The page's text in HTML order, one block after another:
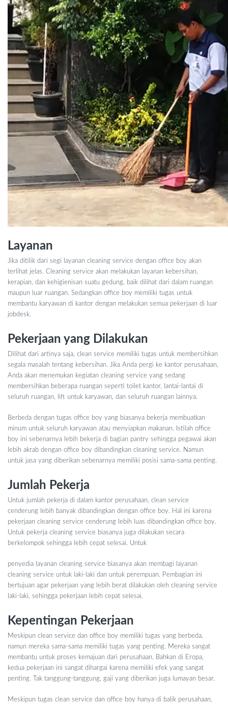
Layanan
Jika ditilik dari segi layanan cleaning service dengan office boy akan
terlihat jelas. Cleaning service akan melakukan layanan kebersihan,
kerapian, dan kehigienisan suatu gedung, baik dilihat dari dalam ruangan
maupun luar ruangan. Sedangkan office boy memiliki tugas untuk
membantu karyawan di kantor dengan melakukan semua pekerjaan di luar
jobdesk.
Pekerjaan yang Dilakukan
Dilihat dari artinya saja, clean service memiliki tugas untuk membersihkan
segala masalah tentang kebersihan. Jika Anda pergi ke kantor perusahaan,
Anda akan menemukan kegiatan cleaning service yang sedang
membersihkan beberapa ruangan seperti toilet kantor, lantai-lantai di
seluruh ruangan, lift untuk karyawan, dan seluruh ruangan lainnya.
Berbeda dengan tugas office boy yang biasanya bekerja membuatkan
minum untuk seluruh karyawan atau menyiapkan makanan. Istilah office
boy ini sebenarnya lebih bekerja di bagian pantry sehingga pegawai akan
lebih akrab dengan office boy dibandingkan cleaning service. Namun
untuk jasa yang diberikan sebenarnya memiliki posisi sama-sama penting.
Jumlah Pekerja
Untuk jumlah pekerja di dalam kantor perusahaan, clean service
cenderung lebih banyak dibandingkan dengan office boy. Hal ini karena
pekerjaan cleaning service cenderung lebih luas dibandingkan office boy.
Untuk pekerja cleaning service biasanya juga dilakukan secara
berkelompok sehingga lebih cepat selesai. Untuk
penyedia layanan cleaning service biasanya akan membagi layanan
cleaning service untuk laki-laki dan untuk perempuan. Pembagian ini
bertujuan agar pekerjaan yang lebih berat dilakukan oleh cleaning service
laki-laki, sehingga pekerjaan lebih cepat selesai.
Kepentingan Pekerjaan
Meskipun clean service dan office boy memiliki tugas yang berbeda,
namun mereka sama-sama memiliki tugas yang penting. Mereka sangat
membantu untuk proses kemajuan dari perusahaan. Bahkan di Eropa,
kedua pekerjaan ini sangat dihargai karena memiliki efek yang sangat
penting. Tak tanggung-tanggung, gaji yang diberikan juga lumayan besar.
Meskipun tugas clean service dan office boy hanya di balik perusahaan,